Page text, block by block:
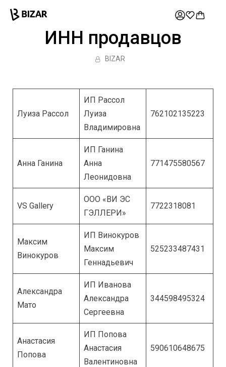
ИНН продавцов
BIZAR
Луиза Рассол
ИП Рассол
Луиза
Владимировна
762102135223
Анна Ганина
ИП Ганина
Анна
Леонидовна
771475580567
VS Gallery
ООО «ВИ ЭС
ГЭЛЛЕРИ»
7722318081
Максим
Винокуров
ИП Винокуров
Максим
Геннадьевич
525233487431
Александра
Мато
ИП Иванова
Александра
Сергеевна
344598495324
Анастасия
Попова
ИП Попова
Анастасия
Валентиновна
590610648675